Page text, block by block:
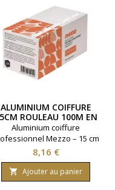
ALUMINIUM COIFFURE
ROULEAU 100M EN
12 MICRONS
Aluminium coiffure
Mezzo – 15 cm
x 100 m, épaisseur 12
microns. Qualité extra, idéal
pour les mèches et
colorations en salon.
Prix
8,16 €
 Ajouter au panier